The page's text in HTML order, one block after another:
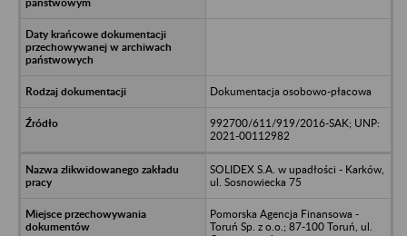
Dokumentacja osobowo-płacowa
992700/611/919/2016-SAK; UNP:
2021-00112982
SOLIDEX S.A. w upadłości - Karków,
ul. Sosnowiecka 75
Pomorska Agencja Finansowa -
Toruń Sp. z o.o.; 87-100 Toruń, ul.